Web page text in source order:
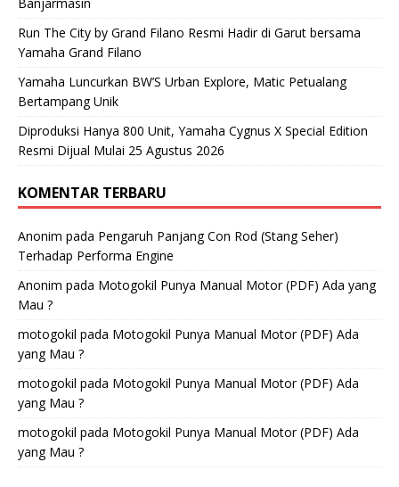
Run The City by Grand Filano Resmi Hadir di Garut bersama
Yamaha Grand Filano
Yamaha Luncurkan BW’S Urban Explore, Matic Petualang
Bertampang Unik
Diproduksi Hanya 800 Unit, Yamaha Cygnus X Special Edition
Resmi Dijual Mulai 25 Agustus 2026
KOMENTAR TERBARU
Anonim pada Pengaruh Panjang Con Rod (Stang Seher)
Terhadap Performa Engine
Anonim pada Motogokil Punya Manual Motor (PDF) Ada yang
Mau ?
motogokil pada Motogokil Punya Manual Motor (PDF) Ada
yang Mau ?
motogokil pada Motogokil Punya Manual Motor (PDF) Ada
yang Mau ?
motogokil pada Motogokil Punya Manual Motor (PDF) Ada
yang Mau ?